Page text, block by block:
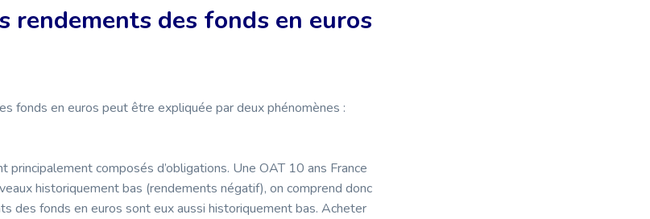
rendements des fonds en euros
fonds en euros peut être expliquée par deux phénomènes :
principalement composés d’obligations. Une OAT 10 ans France
historiquement bas (rendements négatif), on comprend donc
des fonds en euros sont eux aussi historiquement bas. Acheter